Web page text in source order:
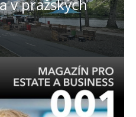
v pražských